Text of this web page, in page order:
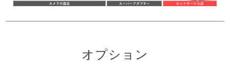
オプション